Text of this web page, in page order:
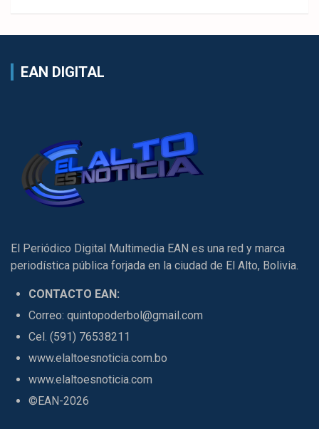
EAN DIGITAL
El Periódico Digital Multimedia EAN es una red y marca
periodística pública forjada en la ciudad de El Alto, Bolivia.
CONTACTO EAN:
Correo: quintopoderbol@gmail.com
Cel. (591) 76538211
www.elaltoesnoticia.com.bo
www.elaltoesnoticia.com
©EAN-2026